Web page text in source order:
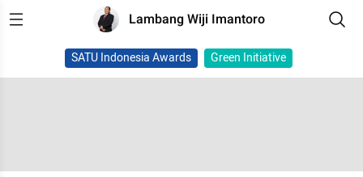
Lambang Wiji Imantoro
SATU Indonesia Awards Green Initiative